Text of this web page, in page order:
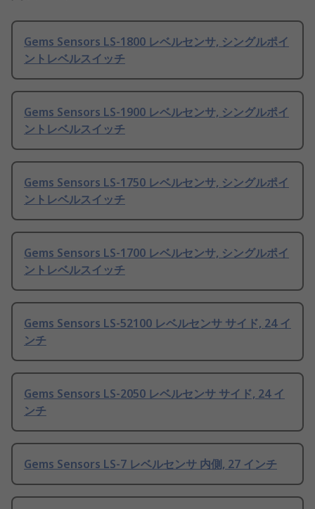
Gems Sensors LS-1800 レベルセンサ, シングルポイ
ントレベルスイッチ
Gems Sensors LS-1900 レベルセンサ, シングルポイ
ントレベルスイッチ
Gems Sensors LS-1750 レベルセンサ, シングルポイ
ントレベルスイッチ
Gems Sensors LS-1700 レベルセンサ, シングルポイ
ントレベルスイッチ
Gems Sensors LS-52100 レベルセンサ サイド, 24 イ
ンチ
Gems Sensors LS-2050 レベルセンサ サイド, 24 イ
ンチ
Gems Sensors LS-7 レベルセンサ 内側, 27 インチ